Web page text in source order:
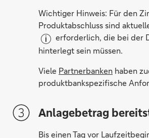
Wichtiger Hinweis: Für den
Produktabschluss sind
erforderlich, die bei der
hinterlegt sein müssen.
Viele Partnerbanken haben
produktbankspezifische
Anlagebetrag
Bis einen Tag vor